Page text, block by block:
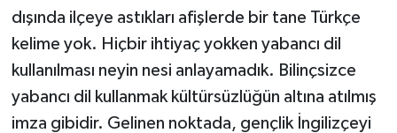
dışında ilçeye astıkları afişlerde bir tane Türkçe
kelime yok. Hiçbir ihtiyaç yokken yabancı dil
kullanılması neyin nesi anlayamadık. Bilinçsizce
yabancı dil kullanmak kültürsüzlüğün altına atılmış
imza gibidir. Gelinen noktada, gençlik İngilizçeyi